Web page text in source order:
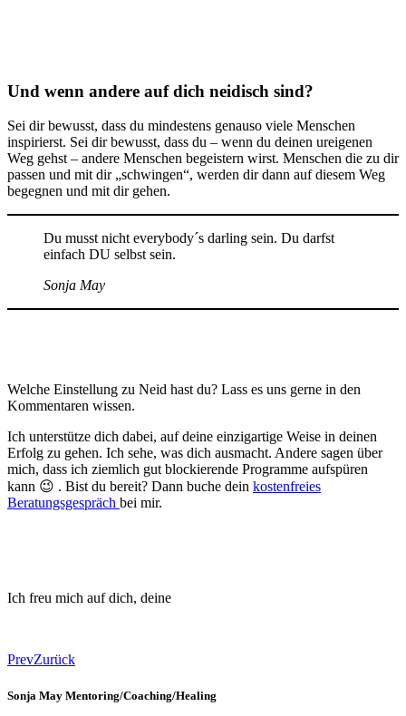
Und wenn andere auf dich neidisch sind?
Sei dir bewusst, dass du mindestens genauso viele Menschen
inspirierst. Sei dir bewusst, dass du – wenn du deinen ureigenen
Weg gehst – andere Menschen begeistern wirst. Menschen die zu dir
passen und mit dir „schwingen“, werden dir dann auf diesem Weg
begegnen und mit dir gehen.
Du musst nicht everybody´s darling sein. Du darfst
einfach DU selbst sein.
Sonja May
Welche Einstellung zu Neid hast du? Lass es uns gerne in den
Kommentaren wissen.
Ich unterstütze dich dabei, auf deine einzigartige Weise in deinen
Erfolg zu gehen. Ich sehe, was dich ausmacht. Andere sagen über
mich, dass ich ziemlich gut blockierende Programme aufspüren
kann 😉 . Bist du bereit? Dann buche dein kostenfreies
Beratungsgespräch bei mir.
Ich freu mich auf dich, deine
PrevZurück
Sonja May Mentoring/Coaching/Healing